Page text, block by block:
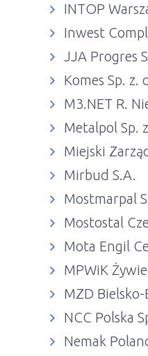
INTOP
Inwest
JJA Progres
Komes Sp. z.
M3.NET R.
Metalpol Sp.
Miejski
Mirbud S.A.
Mostmarpal
Mostostal
Mota Engil
MPWiK
MZD Bielsko-
NCC Polska
Nemak